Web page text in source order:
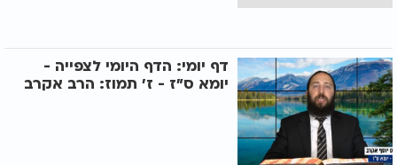
דף יומי: הדף היומי לצפייה -
יומא ס"ז - ז’ תמוז: הרב אקרב